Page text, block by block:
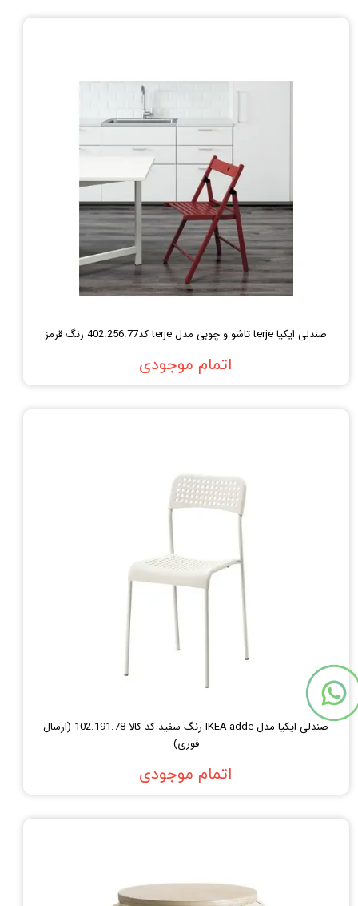
صندلی ایکیا terje تاشو و چوبی مدل terje کد402.256.77 رنگ قرمز
اتمام موجودی
صندلی ایکیا مدل IKEA adde رنگ سفید کد کالا 102.191.78 (ارسال
فوری)
اتمام موجودی